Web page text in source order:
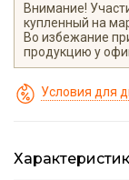
Внимание!
купленный на
Во избежание
продукцию у
Условия для